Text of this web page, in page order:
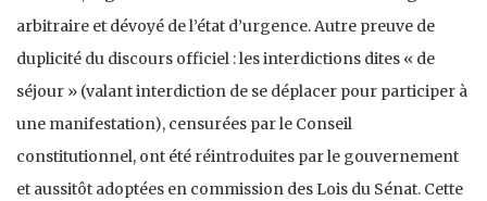
arbitraire et dévoyé de l’état d’urgence. Autre preuve de
duplicité du discours officiel : les interdictions dites « de
séjour » (valant interdiction de se déplacer pour participer à
une manifestation), censurées par le Conseil
constitutionnel, ont été réintroduites par le gouvernement
et aussitôt adoptées en commission des Lois du Sénat. Cette